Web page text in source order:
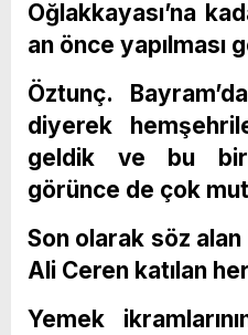
Oğlakkayası’na
an önce yapılması
Öztunç.
diyerek
geldik ve bu
görünce de çok
Son olarak söz
Ali Ceren katılan
Yemek